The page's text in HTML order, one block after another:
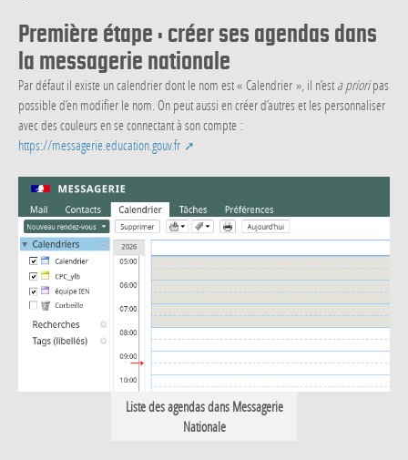
Première étape : créer ses agendas dans
la messagerie nationale
Par défaut il existe un calendrier dont le nom est « Calendrier », il n’est a prioripas
possible d’en modifier le nom. On peut aussi en créer d’autres et les personnaliser
avec des couleurs en se connectant à son compte :
https://messagerie.education.gouv.fr
Liste des agendas dans Messagerie
Nationale